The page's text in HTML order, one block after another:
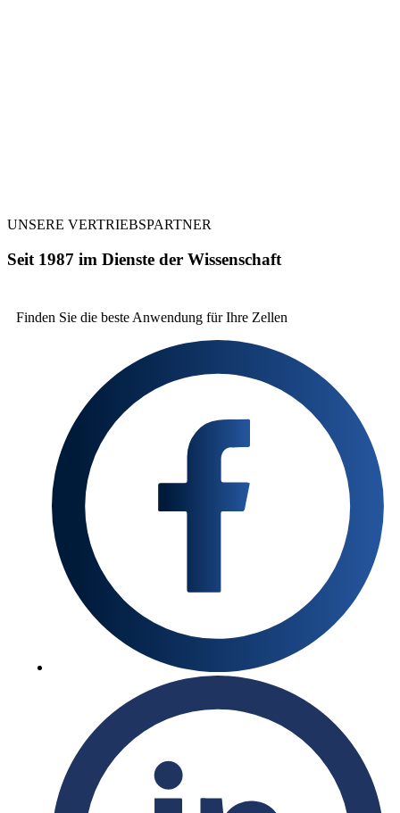
UNSERE VERTRIEBSPARTNER
Seit 1987 im Dienste der Wissenschaft
Finden Sie die beste Anwendung für Ihre Zellen